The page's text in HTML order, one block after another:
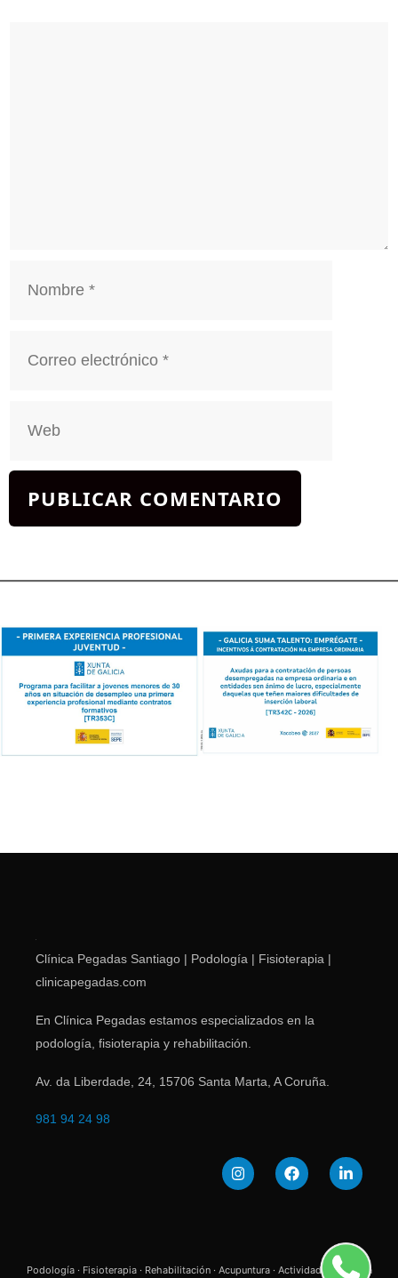
Clínica Pegadas Santiago | Podología | Fisioterapia |
clinicapegadas.com
En Clínica Pegadas estamos especializados en la
podología, fisioterapia y rehabilitación.
Av. da Liberdade, 24 15706 Santa Marta A Coruña
981 94 24 98
Podología · Fisioterapia · Rehabilitación · Acupuntura · Actividades | Clínica